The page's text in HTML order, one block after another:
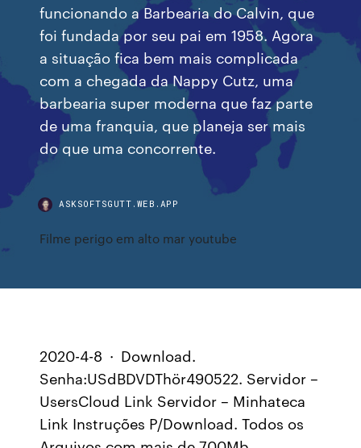
funcionando a Barbearia do Calvin, que
foi fundada por seu pai em 1958. Agora
a situação fica bem mais complicada
com a chegada da Nappy Cutz, uma
barbearia super moderna que faz parte
de uma franquia, que planeja ser mais
do que uma concorrente.
ASKSOFTSGUTT.WEB.APP
Filme perigo em alto mar youtube
2020-4-8 · Download.
Senha:USdBDVDThör490522. Servidor –
UsersCloud Link Servidor – Minhateca
Link Instruções P/Download. Todos os